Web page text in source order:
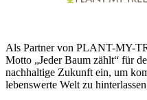
Als Partner von PLANT-MY-
Motto „Jeder Baum zählt“ für
nachhaltige Zukunft ein, um
lebenswerte Welt zu